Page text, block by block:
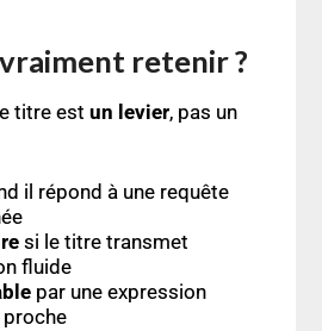
retenir ?
titre est un levier, pas un
il répond à une requête
si le titre transmet
fluide
par une expression